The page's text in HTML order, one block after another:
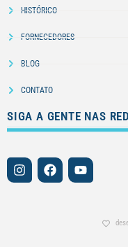
HISTÓRICO
FORNECEDORES
BLOG
CONTATO
SIGA A GENTE NAS